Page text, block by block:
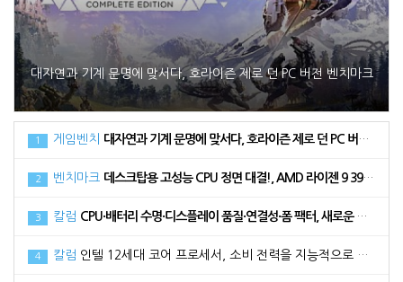
대자연과 기계 문명에 맞서다, 호라이즌 제로 던 PC 버전 벤치마크
1 게임벤치 대자연과 기계 문명에 맞서다, 호라이즌 제로 던 PC 버전 벤치마크
2 벤치마크 데스크탑용 고성능 CPU 정면 대결!, AMD 라이젠 9 3900XT vs 인텔 코어 i9 10900K
3 칼럼 CPU·배터리 수명·디스플레이 품질·연결성·폼 팩터, 새로운 노트북 구매 시 고려해야 할 5가지 요소
4 칼럼 인텔 12세대 코어 프로세서, 소비 전력을 지능적으로 활용하는 방법